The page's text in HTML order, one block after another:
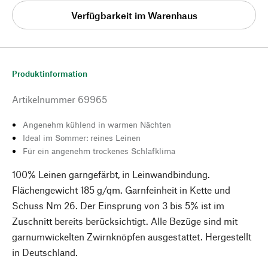
Verfügbarkeit im Warenhaus
Produktinformation
Artikelnummer 69965
Angenehm kühlend in warmen Nächten
Ideal im Sommer: reines Leinen
Für ein angenehm trockenes Schlafklima
100% Leinen garngefärbt, in Leinwandbindung.
Flächengewicht 185 g/qm. Garnfeinheit in Kette und
Schuss Nm 26. Der Einsprung von 3 bis 5% ist im
Zuschnitt bereits berücksichtigt. Alle Bezüge sind mit
garnumwickelten Zwirnknöpfen ausgestattet. Hergestellt
in Deutschland.